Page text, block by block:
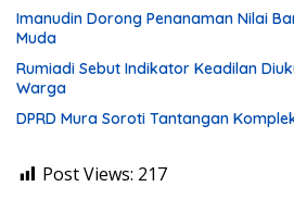
Imanudin Dorong Penanaman Nilai
Muda
Rumiadi Sebut Indikator Keadilan
Warga
DPRD Mura Soroti Tantangan
Post Views: 217